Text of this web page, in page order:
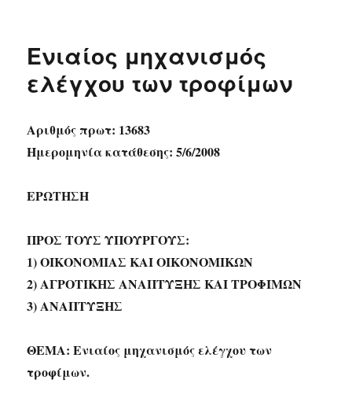
Ενιαίος μηχανισμός
ελέγχου των τροφίμων
Αριθμός πρωτ: 13683
Ημερομηνία κατάθεσης: 5/6/2008
ΕΡΩΤΗΣΗ
ΠΡΟΣ ΤΟΥΣ ΥΠΟΥΡΓΟΥΣ:
1) ΟΙΚΟΝΟΜΙΑΣ ΚΑΙ ΟΙΚΟΝΟΜΙΚΩΝ
2) ΑΓΡΟΤΙΚΗΣ ΑΝΑΠΤΥΞΗΣ ΚΑΙ ΤΡΟΦΙΜΩΝ
3) ΑΝΑΠΤΥΞΗΣ
ΘΕΜΑ: Ενιαίος μηχανισμός ελέγχου των
τροφίμων.